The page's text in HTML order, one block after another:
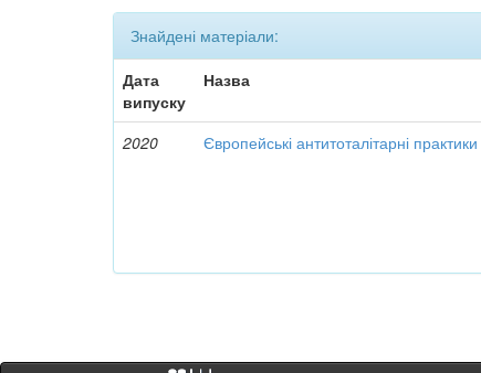
Знайдені матеріали:
Дата
випуску
Назва
2020 Європейські антитоталітарні практики